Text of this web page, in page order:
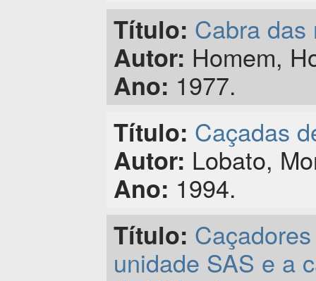
Título: Cabra das
Autor: Homem,
Ano: 1977.
Título: Caçadas
Autor: Lobato,
Ano: 1994.
Título:
unidade SAS e a